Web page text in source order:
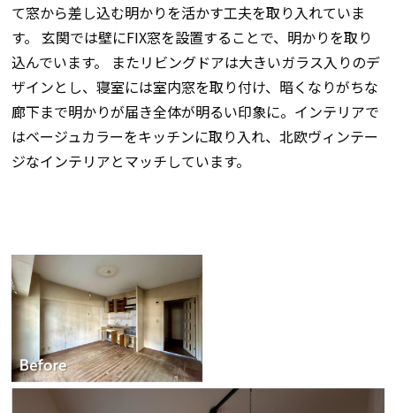
て窓から差し込む明かりを活かす工夫を取り入れていま
す。 玄関では壁にFIX窓を設置することで、明かりを取り
込んでいます。 またリビングドアは大きいガラス入りのデ
ザインとし、寝室には室内窓を取り付け、暗くなりがちな
廊下まで明かりが届き全体が明るい印象に。インテリアで
はベージュカラーをキッチンに取り入れ、北欧ヴィンテー
ジなインテリアとマッチしています。